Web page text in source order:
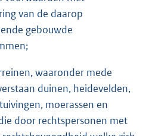
van de daarop
gebouwde
waaronder mede
duinen, heidevelden,
moerassen en
door rechtspersonen met